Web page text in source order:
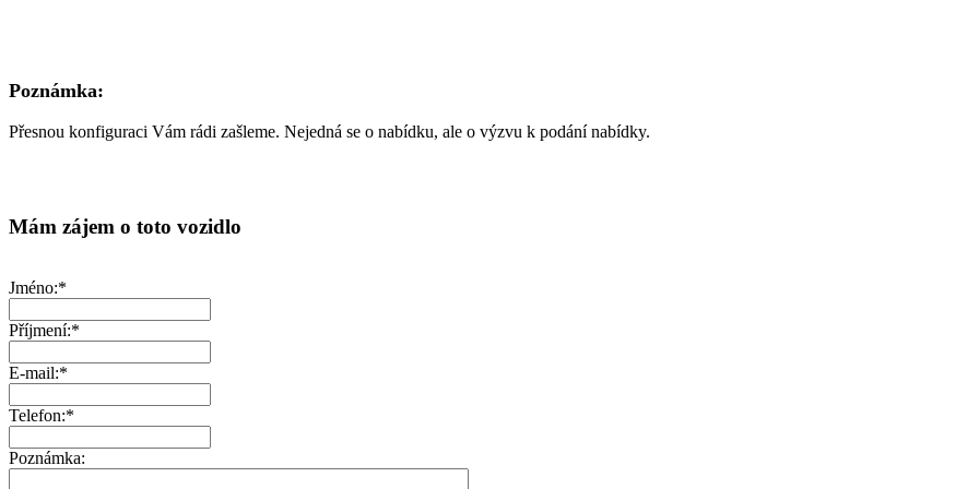
Poznámka:
Přesnou konfiguraci Vám rádi zašleme. Nejedná se o nabídku, ale o výzvu k podání nabídky.
Mám zájem o toto vozidlo
Jméno:*
Příjmení:*
E-mail:*
Telefon:*
Poznámka: